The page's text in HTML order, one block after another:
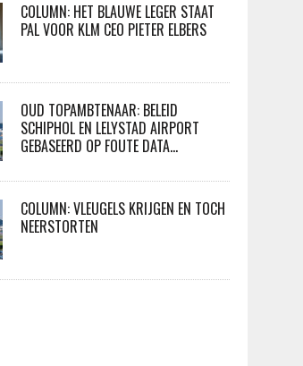
COLUMN: HET BLAUWE LEGER STAAT
PAL VOOR KLM CEO PIETER ELBERS
OUD TOPAMBTENAAR: BELEID
SCHIPHOL EN LELYSTAD AIRPORT
GEBASEERD OP FOUTE DATA…
COLUMN: VLEUGELS KRIJGEN EN TOCH
NEERSTORTEN